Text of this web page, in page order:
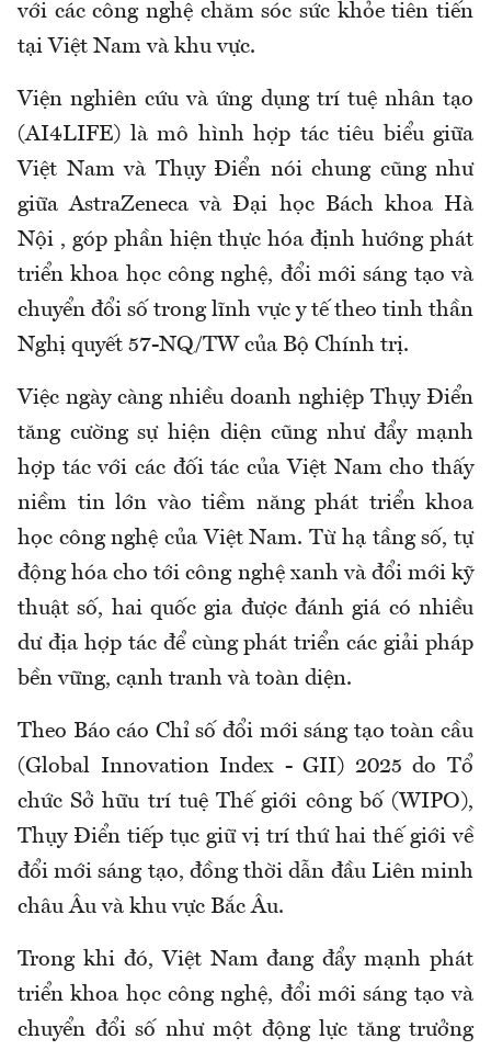
với các công nghệ chăm sóc sức khỏe tiên tiến
tại Việt Nam và khu vực.
Viện nghiên cứu và ứng dụng trí tuệ nhân tạo
(AI4LIFE) là mô hình hợp tác tiêu biểu giữa
Việt Nam và Thụy Điển nói chung cũng như
giữa AstraZeneca và Đại học Bách khoa Hà
Nội , góp phần hiện thực hóa định hướng phát
triển khoa học công nghệ, đổi mới sáng tạo và
chuyển đổi số trong lĩnh vực y tế theo tinh thần
Nghị quyết 57-NQ/TW của Bộ Chính trị.
Việc ngày càng nhiều doanh nghiệp Thụy Điển
tăng cường sự hiện diện cũng như đẩy mạnh
hợp tác với các đối tác của Việt Nam cho thấy
niềm tin lớn vào tiềm năng phát triển khoa
học công nghệ của Việt Nam. Từ hạ tầng số, tự
động hóa cho tới công nghệ xanh và đổi mới kỹ
thuật số, hai quốc gia được đánh giá có nhiều
dư địa hợp tác để cùng phát triển các giải pháp
bền vững, cạnh tranh và toàn diện.
Theo Báo cáo Chỉ số đổi mới sáng tạo toàn cầu
(Global Innovation Index - GII) 2025 do Tổ
chức Sở hữu trí tuệ Thế giới công bố (WIPO),
Thụy Điển tiếp tục giữ vị trí thứ hai thế giới về
đổi mới sáng tạo, đồng thời dẫn đầu Liên minh
châu Âu và khu vực Bắc Âu.
Trong khi đó, Việt Nam đang đẩy mạnh phát
triển khoa học công nghệ, đổi mới sáng tạo và
chuyển đổi số như một động lực tăng trưởng